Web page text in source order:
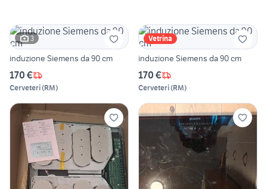
3
induzione Siemens da 90 cm
170 €
Cerveteri(RM)
Vetrina
induzione Siemens da 90 cm
170 €
Cerveteri(RM)